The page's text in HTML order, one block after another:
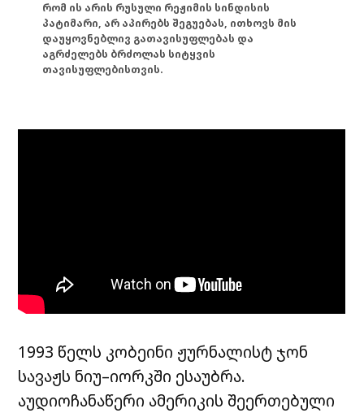
რომ ის არის რუსული რეჟიმის სინდისის
პატიმარი, არ აპირებს შეგუებას, ითხოვს მის
დაუყოვნებლივ გათავისუფლებას და
აგრძელებს ბრძოლას სიტყვის
თავისუფლებისთვის.
1993 წელს კობეინი ჟურნალისტ ჯონ
სავაჟს ნიუ–იორკში ესაუბრა.
აუდიოჩანაწერი ამერიკის შეერთებული